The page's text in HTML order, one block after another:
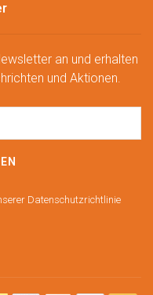
an und erhalten
und Aktionen.
Datenschutzrichtlinie